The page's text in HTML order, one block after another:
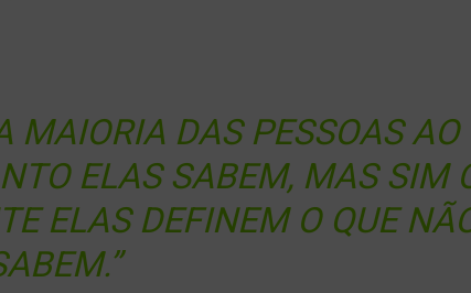
MAIORIA DAS PESSOAS AO
ELAS SABEM, MAS SIM
ELAS DEFINEM O QUE